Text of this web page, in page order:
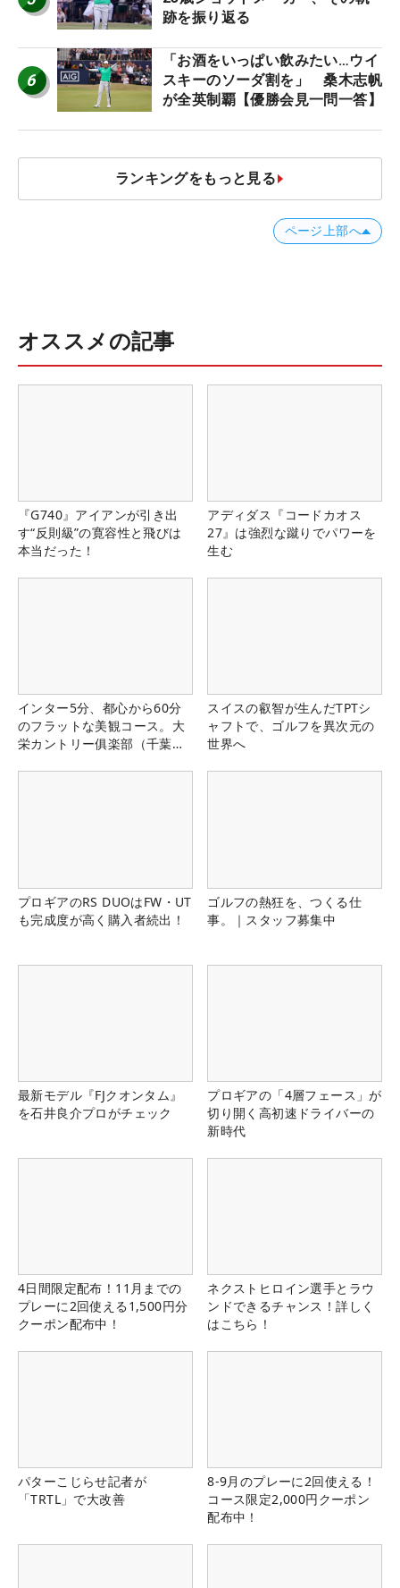
跡を振り返る
6
「お酒をいっぱい飲みたい…ウイ
スキーのソーダ割を」 桑木志帆
が全英制覇【優勝会見一問一答】
ランキングをもっと見る
ページ上部へ
オススメの記事
『G740』アイアンが引き出
す“反則級”の寛容性と飛びは
本当だった！
アディダス『コードカオス
27』は強烈な蹴りでパワーを
生む
インター5分、都心から60分
のフラットな美観コース。大
栄カントリー俱楽部（千葉
スイスの叡智が生んだTPTシ
ャフトで、ゴルフを異次元の
世界へ
プロギアのRS DUOはFW・UT
も完成度が高く購入者続出！
ゴルフの熱狂を、つくる仕
事。｜スタッフ募集中
最新モデル『FJクオンタム』
を石井良介プロがチェック
プロギアの「4層フェース」が
切り開く高初速ドライバーの
新時代
4日間限定配布！11月までの
プレーに2回使える1,500円分
クーポン配布中！
ネクストヒロイン選手とラウ
ンドできるチャンス！詳しく
はこちら！
パターこじらせ記者が
「TRTL」で大改善
8-9月のプレーに2回使える！
コース限定2,000円クーポン
配布中！